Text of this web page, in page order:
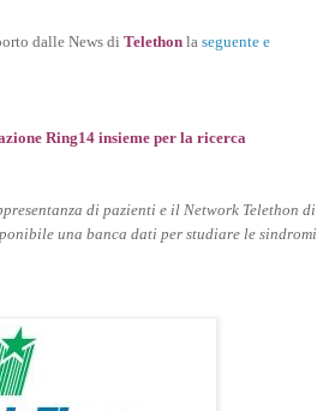
dalle News di Telethon la seguente e
Ring14 insieme per la ricerca
di pazienti e il Network Telethon di
una banca dati per studiare le sindromi